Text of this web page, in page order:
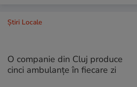
Știri Locale
O companie din Cluj produce
cinci ambulanțe în fiecare zi